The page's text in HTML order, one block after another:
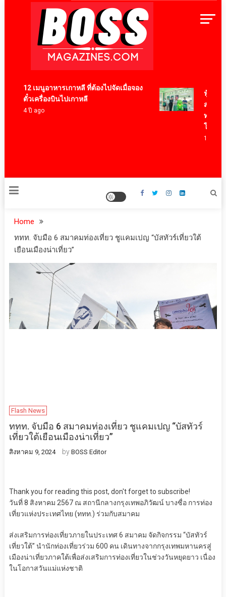
BossMagazinesThailand
12 เมนูอาหารเกาหลี ที่ต้องไปจัดเมื่อจอง
ตั๋วเครื่องบินไปเกาหลี
4 ปี ago
ฟู้ดแพช
สอศ. ร่
ทวิภาคี
โครงก
12 ชั่วโม
Home
ททท. จับมือ 6 สมาคมท่องเที่ยว ชูแคมเปญ “บัสทัวร์เที่ยวใต้
เยือนเมืองน่าเที่ยว”
Flash News
ททท. จับมือ 6 สมาคมท่องเที่ยว ชูแคมเปญ “บัสทัวร์
เที่ยวใต้เยือนเมืองน่าเที่ยว”
สิงหาคม 9, 2024 by BOSS Editor
Thank you for reading this post, don't forget to subscribe!
วันที่ 8 สิงหาคม 2567 ณ สถานีกลางกรุงเทพอภิวัฒน์ บางซื่อ การท่อง
เที่ยวแห่งประเทศไทย (ททท.) ร่วมกับสมาคม
ส่งเสริมการท่องเที่ยวภายในประเทศ 6 สมาคม จัดกิจกรรม “บัสทัวร์
เที่ยวใต้” นำนักท่องเที่ยวร่วม 600 คน เดินทางจากกรุงเทพมหานครสู่
เมืองน่าเที่ยวภาคใต้เพื่อส่งเสริมการท่องเที่ยวในช่วงวันหยุดยาว เนื่อง
ในโอกาสวันแม่แห่งชาติ